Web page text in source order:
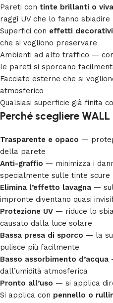
Pareti con tinte brillanti o
raggi UV che lo fanno sbiadire
Superfici con effetti decorativi
che si vogliono preservare
Ambienti ad alto traffico —
le pareti si sporcano
Facciate esterne che si
atmosferico
Qualsiasi superficie già finita
Perché scegliere WALL
Trasparente e opaco —
della parete
Anti-graffio — minimizza i
specialmente sulle tinte scure
Elimina l’effetto lavagna —
impronte diventano quasi
Protezione UV — riduce lo
causato dalla luce solare
Bassa presa di sporco — la
pulisce più facilmente
Basso assorbimento d’acqua
dall’umidità atmosferica
Pronto all’uso — si applica
Si applica con pennello o